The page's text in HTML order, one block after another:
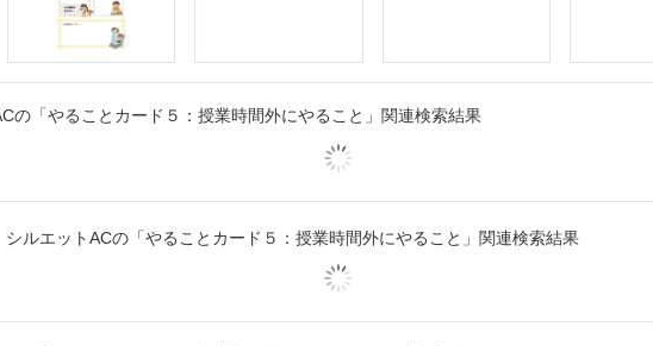
の「やることカード５：授業時間外にやること」関連検索結果
シルエットACの「やることカード５：授業時間外にやること」関連検索結果